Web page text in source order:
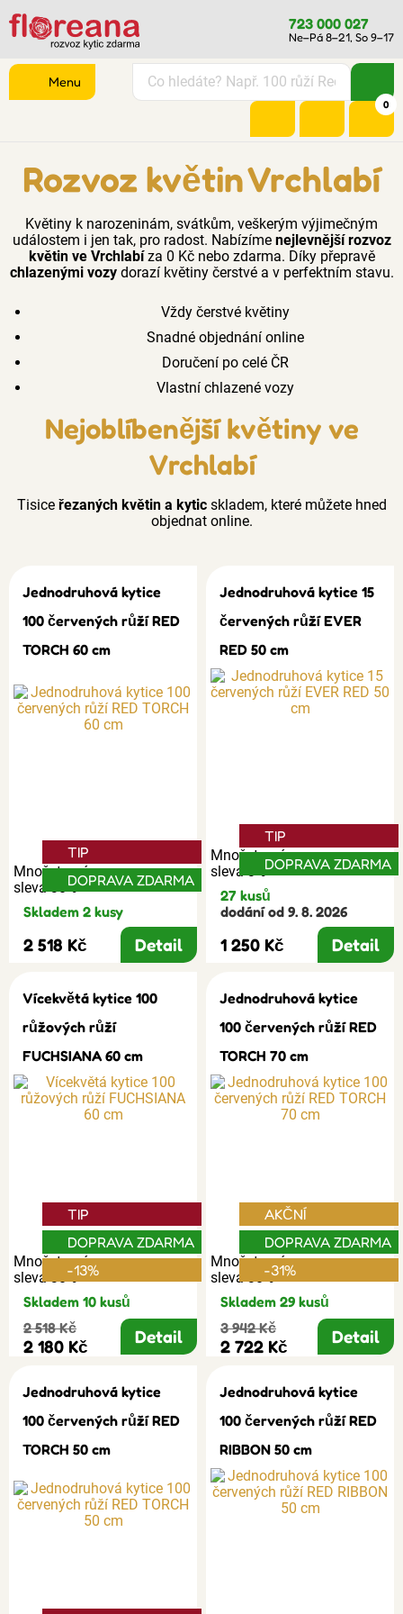
723 000 027
Ne–Pá 8–21, So 9–17
0
Menu
Rozvoz květin Vrchlabí
Květiny k narozeninám, svátkům, veškerým výjimečným
událostem i jen tak, pro radost. Nabízíme nejlevnější rozvoz
květin ve Vrchlabíza 0 Kč nebo zdarma. Díky přepravě
chlazenými vozydorazí květiny čerstvé a v perfektním stavu.
Vždy čerstvé květiny
Snadné objednání online
Doručení po celé ČR
Vlastní chlazené vozy
Nejoblíbenější květiny ve
Vrchlabí
Tisice řezaných květin a kyticskladem, které můžete hned
objednat online.
Jednodruhová kytice
100 červených růží RED
TORCH 60 cm
Množstevní
sleva 30%
TIP
DOPRAVA ZDARMA
Skladem 2 kusy
2 518 Kč Detail
Jednodruhová kytice 15
červených růží EVER
RED 50 cm
Množstevní
sleva 3%
TIP
DOPRAVA ZDARMA
27 kusů
dodání od 9. 8. 2026
1 250 Kč Detail
Vícekvětá kytice 100
růžových růží
FUCHSIANA 60 cm
Množstevní
sleva 30%
TIP
DOPRAVA ZDARMA
-13%
Skladem 10 kusů
2 518 Kč
2 180 Kč Detail
Jednodruhová kytice
100 červených růží RED
TORCH 70 cm
Množstevní
sleva 30%
AKČNÍ
DOPRAVA ZDARMA
-31%
Skladem 29 kusů
3 942 Kč
2 722 Kč Detail
Jednodruhová kytice
100 červených růží RED
TORCH 50 cm
Jednodruhová kytice
100 červených růží RED
RIBBON 50 cm